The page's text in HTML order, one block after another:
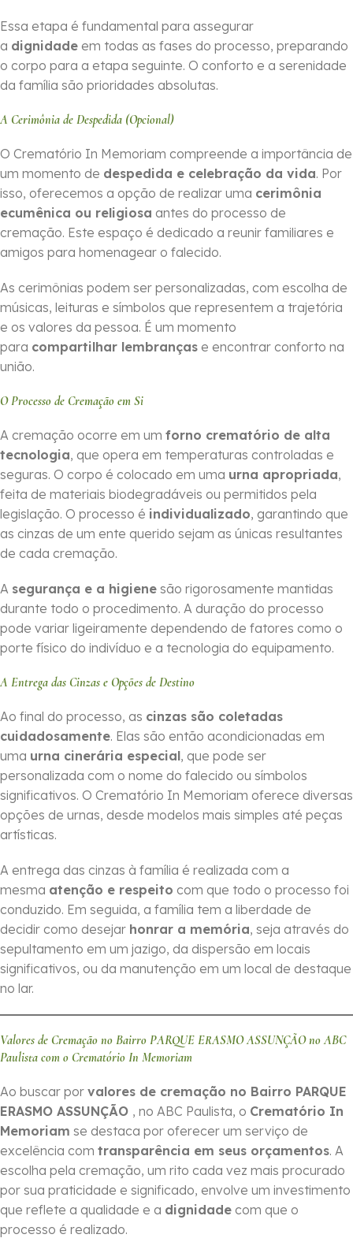
Essa etapa é fundamental para assegurar
a dignidade em todas as fases do processo, preparando
o corpo para a etapa seguinte. O conforto e a serenidade
da família são prioridades absolutas.
A Cerimônia de Despedida (Opcional)
O Crematório In Memoriam compreende a importância de
um momento de despedida e celebração da vida. Por
isso, oferecemos a opção de realizar uma cerimônia
ecumênica ou religiosa antes do processo de
cremação. Este espaço é dedicado a reunir familiares e
amigos para homenagear o falecido.
As cerimônias podem ser personalizadas, com escolha de
músicas, leituras e símbolos que representem a trajetória
e os valores da pessoa. É um momento
para compartilhar lembranças e encontrar conforto na
união.
O Processo de Cremação em Si
A cremação ocorre em um forno crematório de alta
tecnologia, que opera em temperaturas controladas e
seguras. O corpo é colocado em uma urna apropriada,
feita de materiais biodegradáveis ou permitidos pela
legislação. O processo é individualizado, garantindo que
as cinzas de um ente querido sejam as únicas resultantes
de cada cremação.
A segurança e a higiene são rigorosamente mantidas
durante todo o procedimento. A duração do processo
pode variar ligeiramente dependendo de fatores como o
porte físico do indivíduo e a tecnologia do equipamento.
A Entrega das Cinzas e Opções de Destino
Ao final do processo, as cinzas são coletadas
cuidadosamente. Elas são então acondicionadas em
uma urna cinerária especial, que pode ser
personalizada com o nome do falecido ou símbolos
significativos. O Crematório In Memoriam oferece diversas
opções de urnas, desde modelos mais simples até peças
artísticas.
A entrega das cinzas à família é realizada com a
mesma atenção e respeito com que todo o processo foi
conduzido. Em seguida, a família tem a liberdade de
decidir como desejar honrar a memória, seja através do
sepultamento em um jazigo, da dispersão em locais
significativos, ou da manutenção em um local de destaque
no lar.
Valores de Cremação no Bairro PARQUE ERASMO ASSUNÇÃO no ABC
Paulista com o Crematório In Memoriam
Ao buscar por valores de cremação no Bairro PARQUE
ERASMO ASSUNÇÃO , no ABC Paulista, o Crematório In
Memoriam se destaca por oferecer um serviço de
excelência com transparência em seus orçamentos. A
escolha pela cremação, um rito cada vez mais procurado
por sua praticidade e significado, envolve um investimento
que reflete a qualidade e a dignidade com que o
processo é realizado.